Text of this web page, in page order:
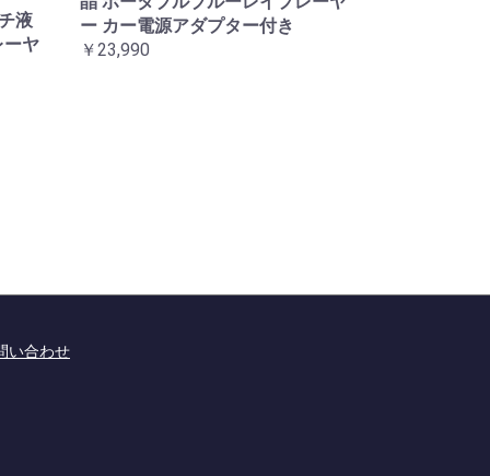
液
ーヤ
ー カー電源アダプター付き
￥23,990
い合わせ